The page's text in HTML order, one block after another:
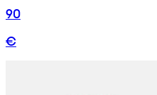
90
€